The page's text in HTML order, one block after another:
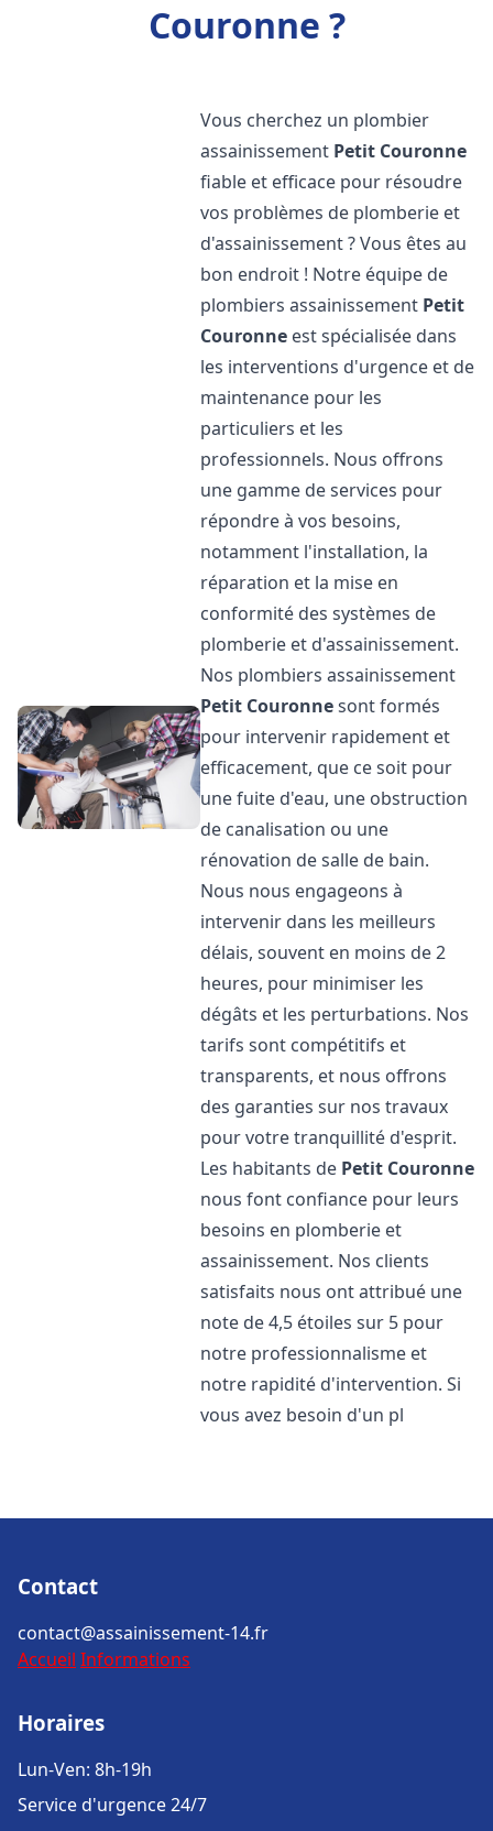
Couronne ?
Vous cherchez un plombier
assainissement Petit Couronne
fiable et efficace pour résoudre
vos problèmes de plomberie et
d'assainissement ? Vous êtes au
bon endroit ! Notre équipe de
plombiers assainissement Petit
Couronne est spécialisée dans
les interventions d'urgence et de
maintenance pour les
particuliers et les
professionnels. Nous offrons
une gamme de services pour
répondre à vos besoins,
notamment l'installation, la
réparation et la mise en
conformité des systèmes de
plomberie et d'assainissement.
Nos plombiers assainissement
Petit Couronnesont formés
pour intervenir rapidement et
efficacement, que ce soit pour
une fuite d'eau, une obstruction
de canalisation ou une
rénovation de salle de bain.
Nous nous engageons à
intervenir dans les meilleurs
délais, souvent en moins de 2
heures, pour minimiser les
dégâts et les perturbations. Nos
tarifs sont compétitifs et
transparents, et nous offrons
des garanties sur nos travaux
pour votre tranquillité d'esprit.
Les habitants de Petit Couronne
nous font confiance pour leurs
besoins en plomberie et
assainissement. Nos clients
satisfaits nous ont attribué une
note de 4,5 étoiles sur 5 pour
notre professionnalisme et
notre rapidité d'intervention. Si
vous avez besoin d'un pl
Contact
contact@assainissement-14.fr
Accueil Informations
Horaires
Lun-Ven: 8h-19h
Service d'urgence 24/7